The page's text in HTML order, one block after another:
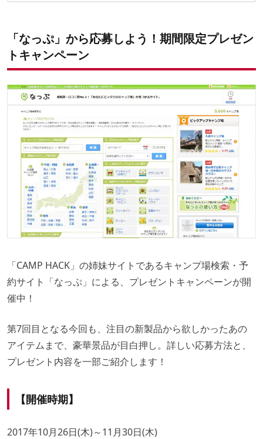
プリムス「カモト オープンファイアピット」
ナンガ「オーロラダウンジャケット」
フリーダム「シェルフコンテナ50用 縞板天板V」
50ポイントで当たるアイテムも！
「なっぷ」から応募しよう！期間限定プレゼン
トキャンペーン
「CAMP HACK」の姉妹サイトであるキャンプ場検索・予
約サイト「なっぷ」による、プレゼントキャンペーンが開
催中！
第7回目となる今回も、注目の新製品から欲しかったあの
アイテムまで、豪華景品が目白押し。詳しい応募方法と、
プレゼント内容を一部ご紹介します！
【開催時期】
2017年10月26日(木)～11月30日(木)